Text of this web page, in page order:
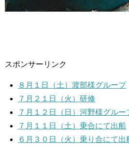
スポンサーリンク
８月１日（土）渡部様グループ
７月２１日（火）研修
７月１２日（日）河野様グルー
７月１１日（土）乗合にて出船
６月３０日（火）乗り合にて出